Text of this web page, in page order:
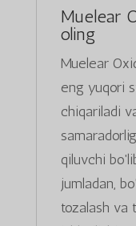
Muelear
oling
Muelear
eng yuqori
chiqariladi
qiluvchi
jumladan,
tozalash va